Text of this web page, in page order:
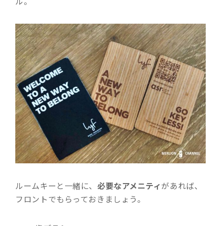
ルームキーと一緒に、 必要なアメニティがあれば、
フロントでもらっておきましょう。